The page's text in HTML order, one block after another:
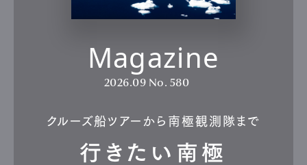
Magazine
2026.09 No. 580
クルーズ船ツアーから南極観測隊まで
行きたい南極